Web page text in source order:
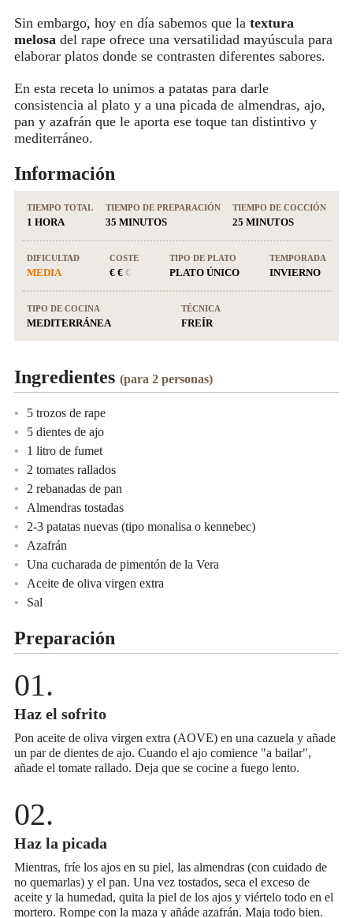
Sin embargo, hoy en día sabemos que la textura
melosa del rape ofrece una versatilidad mayúscula para
elaborar platos donde se contrasten diferentes sabores.
En esta receta lo unimos a patatas para darle
consistencia al plato y a una picada de almendras, ajo,
pan y azafrán que le aporta ese toque tan distintivo y
mediterráneo.
Información
TIEMPO TOTAL
1 HORA
TIEMPO DE PREPARACIÓN
35 MINUTOS
TIEMPO DE COCCIÓN
25 MINUTOS
DIFICULTAD
MEDIA
COSTE
€ € €
TIPO DE PLATO
PLATO ÚNICO
TEMPORADA
INVIERNO
TIPO DE COCINA
MEDITERRÁNEA
TÉCNICA
FREÍR
Ingredientes (para 2 personas)
5 trozos de rape
5 dientes de ajo
1 litro de fumet
2 tomates rallados
2 rebanadas de pan
Almendras tostadas
2-3 patatas nuevas (tipo monalisa o kennebec)
Azafrán
Una cucharada de pimentón de la Vera
Aceite de oliva virgen extra
Sal
Preparación
Haz el sofrito
Pon aceite de oliva virgen extra (AOVE) en una cazuela y añade
un par de dientes de ajo. Cuando el ajo comience "a bailar",
añade el tomate rallado. Deja que se cocine a fuego lento.
Haz la picada
Mientras, fríe los ajos en su piel, las almendras (con cuidado de
no quemarlas) y el pan. Una vez tostados, seca el exceso de
aceite y la humedad, quita la piel de los ajos y viértelo todo en el
mortero. Rompe con la maza y añáde azafrán. Maja todo bien.